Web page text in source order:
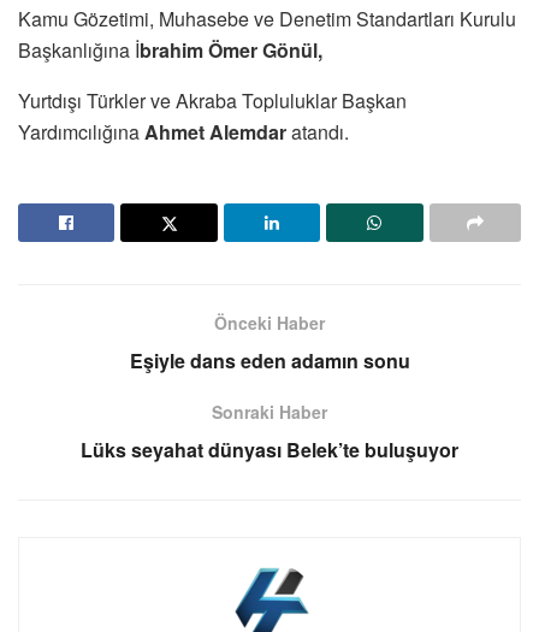
Kamu Gözetimi, Muhasebe ve Denetim Standartları Kurulu
Başkanlığına İbrahim Ömer Gönül,
Yurtdışı Türkler ve Akraba Topluluklar Başkan
YardımcılığınaAhmet Alemdaratandı.
Önceki Haber
Eşiyle dans eden adamın sonu
Sonraki Haber
Lüks seyahat dünyası Belek’te buluşuyor